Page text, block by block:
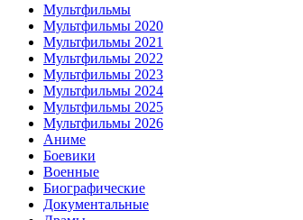
Мультфильмы
Мультфильмы 2020
Мультфильмы 2021
Мультфильмы 2022
Мультфильмы 2023
Мультфильмы 2024
Мультфильмы 2025
Мультфильмы 2026
Аниме
Боевики
Военные
Биографические
Документальные